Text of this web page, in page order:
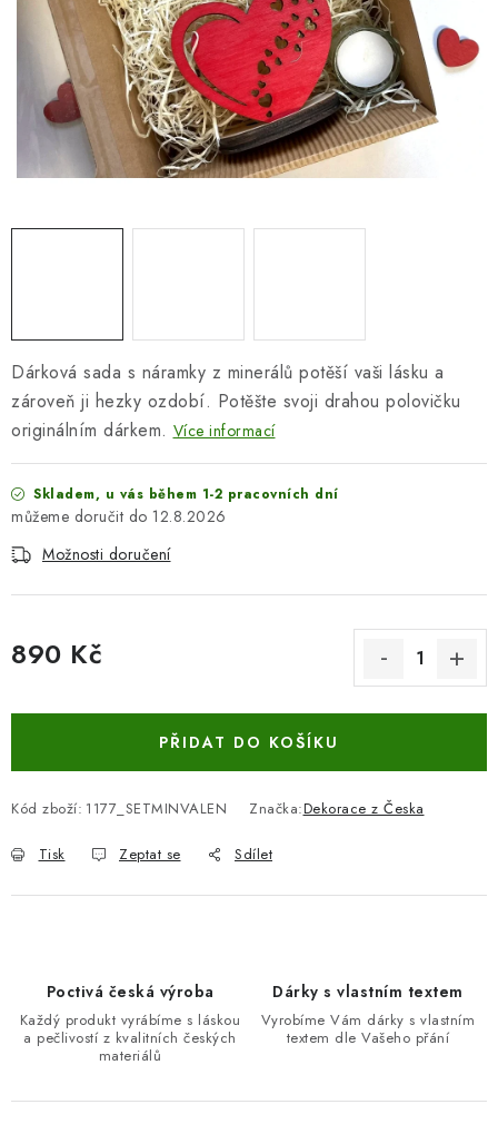
NOVINKY
🔥 AKCE A SLEVY
TIPY NA VÁNOČNÍ DÁRKY
Doprava a platba Obchodní podmínky
Vrácení zboží
Dárková sada s náramky z minerálů potěší vaši lásku a
zároveň ji hezky ozdobí. Potěšte svoji drahou polovičku
originálním dárkem. Více informací
Skladem, u vás během 1-2 pracovních dní
12.8.2026
Možnosti doručení
890 Kč
PŘIDAT DO KOŠÍKU
Kód zboží: 1177_SETMINVALEN Značka:Dekorace z Česka
Tisk Zeptat se Sdílet
Poctivá česká výroba
Každý produkt vyrábíme s láskou
a pečlivostí z kvalitních českých
materiálů
Dárky s vlastním textem
Vyrobíme Vám dárky s vlastním
textem dle Vašeho přání